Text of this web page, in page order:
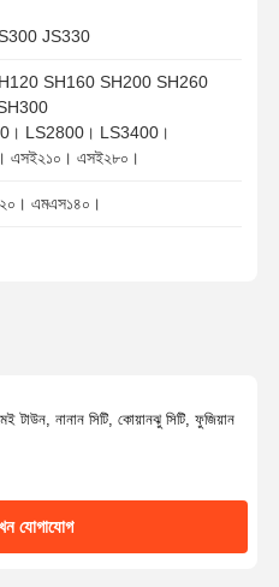
JS330
SH160 SH200 SH260
LS2800। LS3400।
এসই২১০। এসই২৮০।
এমএস১৪০।
টাউন, নানান সিটি, কোয়ানঝু সিটি, ফুজিয়ান
যোগাযোগ